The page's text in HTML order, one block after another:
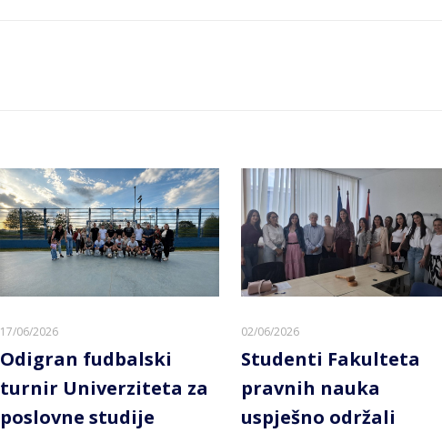
17/06/2026
Odigran fudbalski
turnir Univerziteta za
poslovne studije
02/06/2026
Studenti Fakulteta
pravnih nauka
uspješno održali